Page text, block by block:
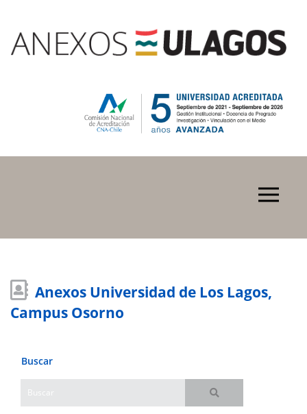
Anexos Universidad de Los Lagos,
Campus Osorno
Buscar